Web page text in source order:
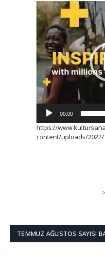
Video
oynatıcı
00:00
https://
content/uploads/2022/
TEMMUZ AĞUSTOS SAYISI